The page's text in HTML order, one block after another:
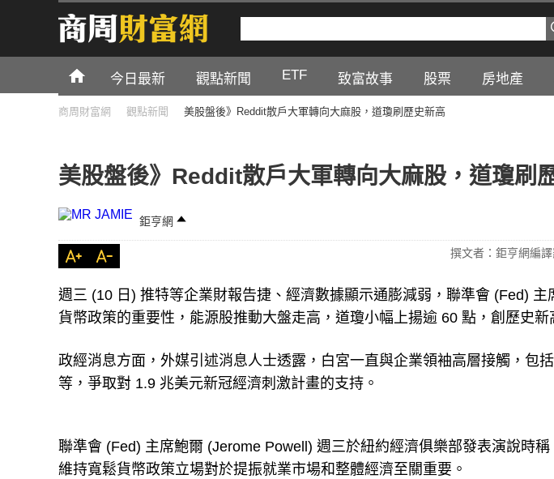
今日最新 觀點新聞 ETF 致富故事 股票 房地產
商周財富網 觀點新聞 美股盤後》Reddit散戶大軍轉向大麻股，道瓊刷歷史新高
美股盤後》Reddit散戶大軍轉向大麻股，道瓊刷
鉅亨網
撰文者：鉅亨網編
週三 (10 日) 推特等企業財報告捷、經濟數據顯示通膨減弱，聯準會 (Fed)
貨幣政策的重要性，能源股推動大盤走高，道瓊小幅上揚逾 60 點，創歷史新
政經消息方面，外媒引述消息人士透露，白宮一直與企業領袖高層接觸，包
等，爭取對 1.9 兆美元新冠經濟刺激計畫的支持。
聯準會 (Fed) 主席鮑爾 (Jerome Powell) 週三於紐約經濟俱樂部發表演說時
維持寬鬆貨幣政策立場對於提振就業市場和整體經濟至關重要。